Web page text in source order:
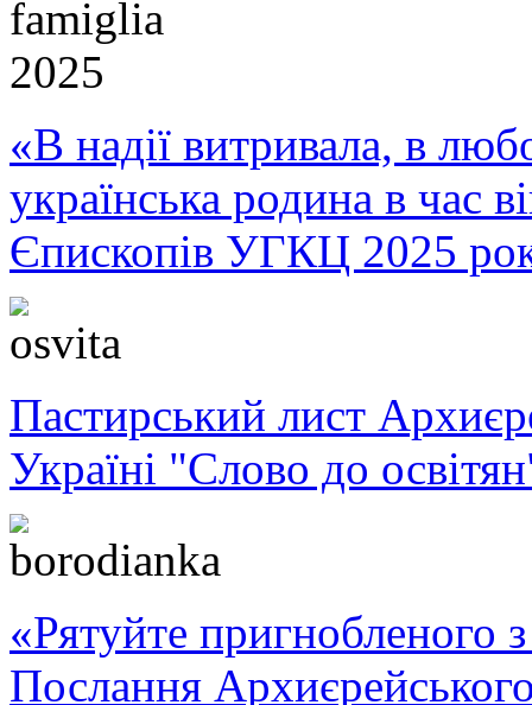
«В надії витривала, в
українська родина в час
Єпископів УГКЦ 2025
Пастирський лист
Україні "Слово до
«Рятуйте пригнобленого
Послання